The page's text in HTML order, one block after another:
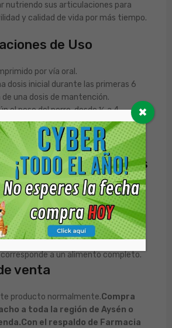
nutriendo sus articulaciones para
y calidad de vida por más tiempo.
de Uso
por vía oral.
dosis inicial durante las primeras 6
de una dosis de mantención.
el peso del perro, desde ½ a 4
Consulte la tabla del envase.
de forma continua para un soporte
y Contraindicaciones
con hipersensibilidad a alguno de
en tratamiento con corticoides,
Veterinario antes de administrar
a un alimento completo.
venta
producto normalmente.Compra
a toda la región de Aysén o
Con el respaldo de Farmacia
✖